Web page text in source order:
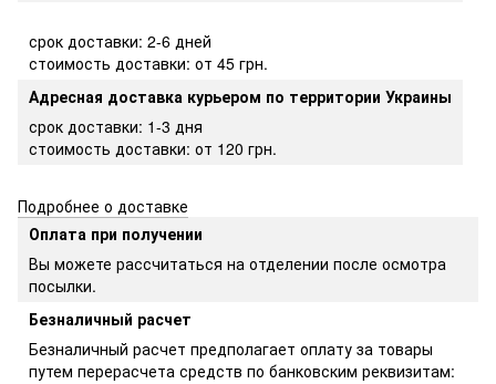
срок доставки: 2-6 дней
стоимость доставки: от 45 грн.
Адресная доставка курьером по территории Украины
срок доставки: 1-3 дня
стоимость доставки: от 120 грн.
Подробнее о доставке
Оплата при получении
Вы можете рассчитаться на отделении после осмотра
посылки.
Безналичный расчет
Безналичный расчет предполагает оплату за товары
путем перерасчета средств по банковским реквизитам: